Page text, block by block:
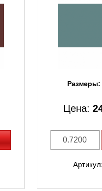
Размеры:
Цена: